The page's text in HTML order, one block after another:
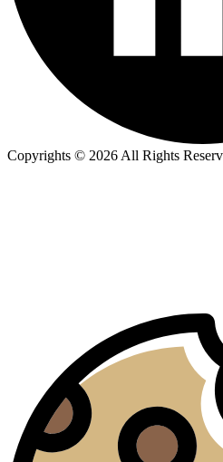
Copyrights © 2026 All Rights